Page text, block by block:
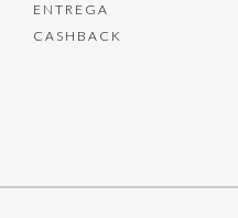
ENTREGA
CASHBACK